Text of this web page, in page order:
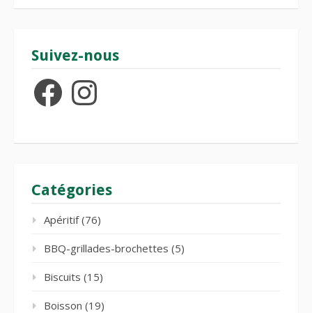
Suivez-nous
FacebookInstagram
Catégories
Apéritif(76)
BBQ-grillades-brochettes (5)
Biscuits (15)
Boisson (19)